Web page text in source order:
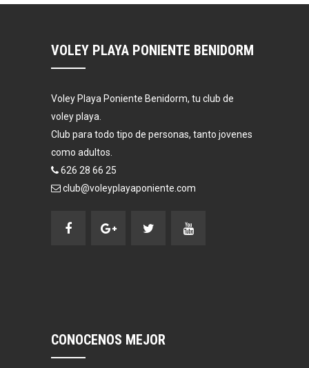
VOLEY PLAYA PONIENTE BENIDORM
Voley Playa Poniente Benidorm, tu club de
voley playa.
Club para todo tipo de personas, tanto jovenes
como adultos.
626 28 66 25
club@voleyplayaponiente.com
CONOCENOS MEJOR